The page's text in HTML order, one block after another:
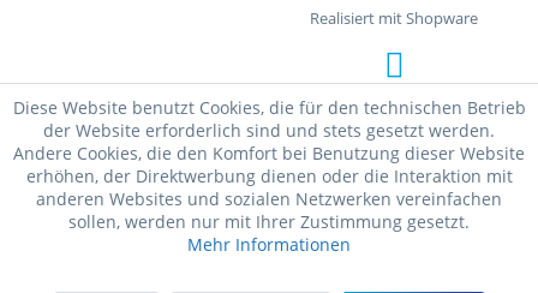
Realisiert mit Shopware
Diese Website benutzt Cookies, die für den technischen Betrieb
der Website erforderlich sind und stets gesetzt werden.
Andere Cookies, die den Komfort bei Benutzung dieser Website
erhöhen, der Direktwerbung dienen oder die Interaktion mit
anderen Websites und sozialen Netzwerken vereinfachen
sollen, werden nur mit Ihrer Zustimmung gesetzt.
Mehr Informationen